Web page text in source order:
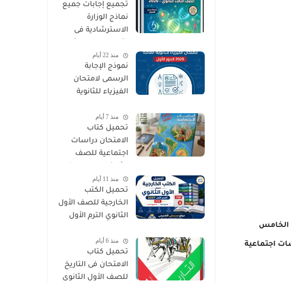
خامس
اجتماعية
والتدريبات كامل
تجميع إجابات جميع
نماذج الوزارة
الاسترشادية فى
الثانوي 2026
منذ 22 أيام
نموذج الإجابة
الرسمى لامتحان
الفيزياء للثانوية
الأول
منذ 7 أيام
تحميل كتاب
الامتحان دراسات
اجتماعية للصف
الأول 2027 PDF
منذ 11 أيام
تحميل الكتب
الخارجية للصف الأول
الثانوي الترم الأول
المواد المنهج
الجديد)
منذ 6 أيام
تحميل كتاب
الامتحان فى التاريخ
للصف الأول الثانوى